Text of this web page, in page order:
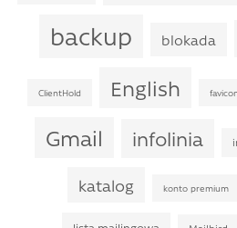
backup blokada
ClientHold English
Gmail infolinia
katalog konto premium